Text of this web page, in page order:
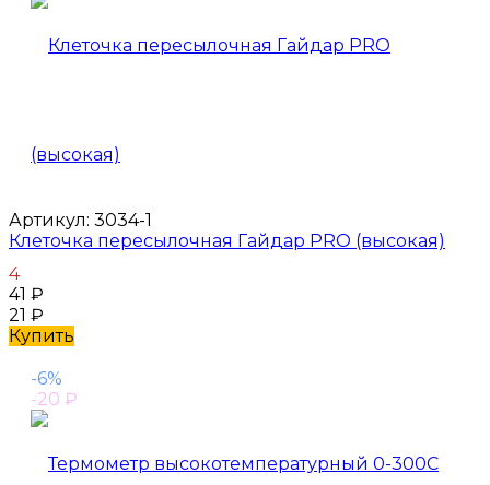
Артикул: 3034-1
Клеточка пересылочная Гайдар PRO (высокая)
4
41 ₽
21 ₽
Купить
-6%
-20 ₽